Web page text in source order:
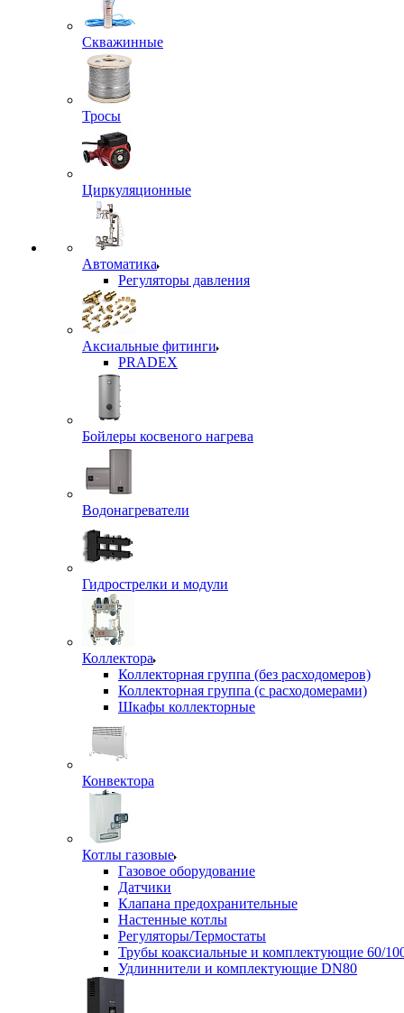
Скважинные
Тросы
Циркуляционные
Автоматика
Регуляторы давления
Аксиальные фитинги
PRADEX
Бойлеры косвеного нагрева
Водонагреватели
Гидрострелки и модули
Коллектора
Коллекторная группа (без расходомеров)
Коллекторная группа (с расходомерами)
Шкафы коллекторные
Конвектора
Котлы газовые
Газовое оборудование
Датчики
Клапана предохранительные
Настенные котлы
Регуляторы/Термостаты
Трубы коаксиальные и комплектующие 60/
Удлиннители и комплектующие DN80